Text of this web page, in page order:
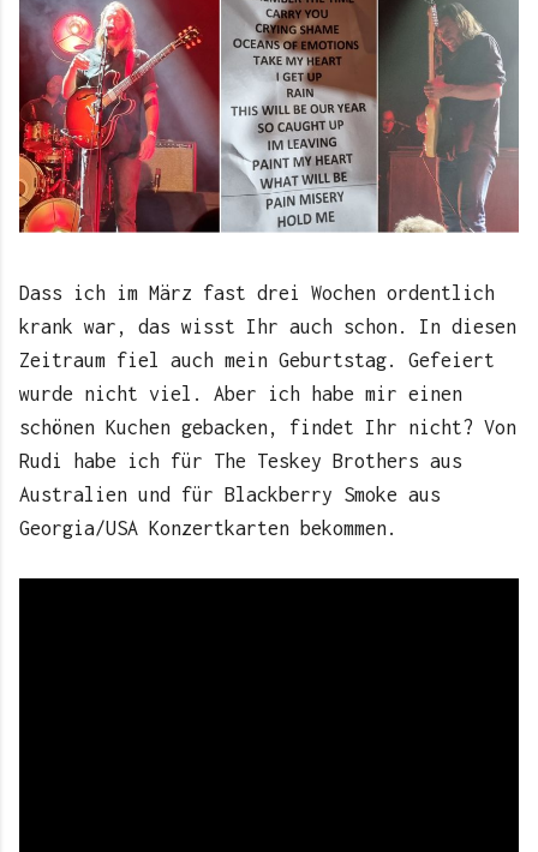
Dass ich im März fast drei Wochen ordentlich
krank war, das wisst Ihr auch schon. In diesen
Zeitraum fiel auch mein Geburtstag. Gefeiert
wurde nicht viel. Aber ich habe mir einen
schönen Kuchen gebacken, findet Ihr nicht? Von
Rudi habe ich für The Teskey Brothers aus
Australien und für Blackberry Smoke aus
Georgia/USA Konzertkarten bekommen.